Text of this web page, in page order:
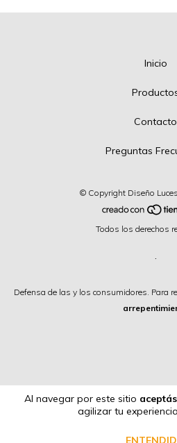
Al navegar por este sitio
agilizar tu
Inicio
Contacto
Preguntas
© Copyright Diseño
Todos los derechos
.
Defensa de las y los consumidores. Para